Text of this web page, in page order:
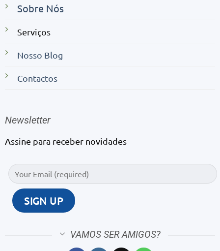
Sobre Nós
Serviços
Nosso Blog
Contactos
Newsletter
Assine para receber novidades
VAMOS SER AMIGOS?